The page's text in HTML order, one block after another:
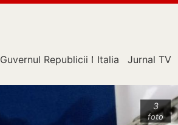
Guvernul Republicii Moldova
Italia Jurnal TV
3
foto